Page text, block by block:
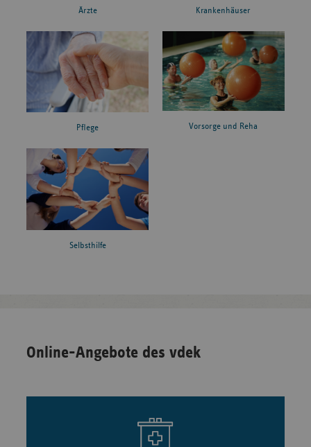
Ärzte Krankenhäuser
Pflege Vorsorge und Reha
Selbsthilfe
Online-Angebote des vdek